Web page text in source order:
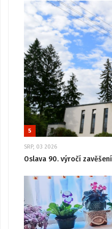
5
SRP, 03 2026
Oslava 90. výročí